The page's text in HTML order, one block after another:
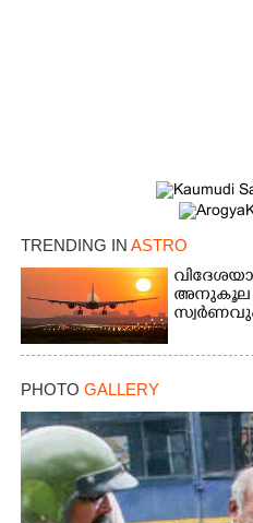
TRENDING IN ASTRO
അനുകൂല
PHOTO GALLERY